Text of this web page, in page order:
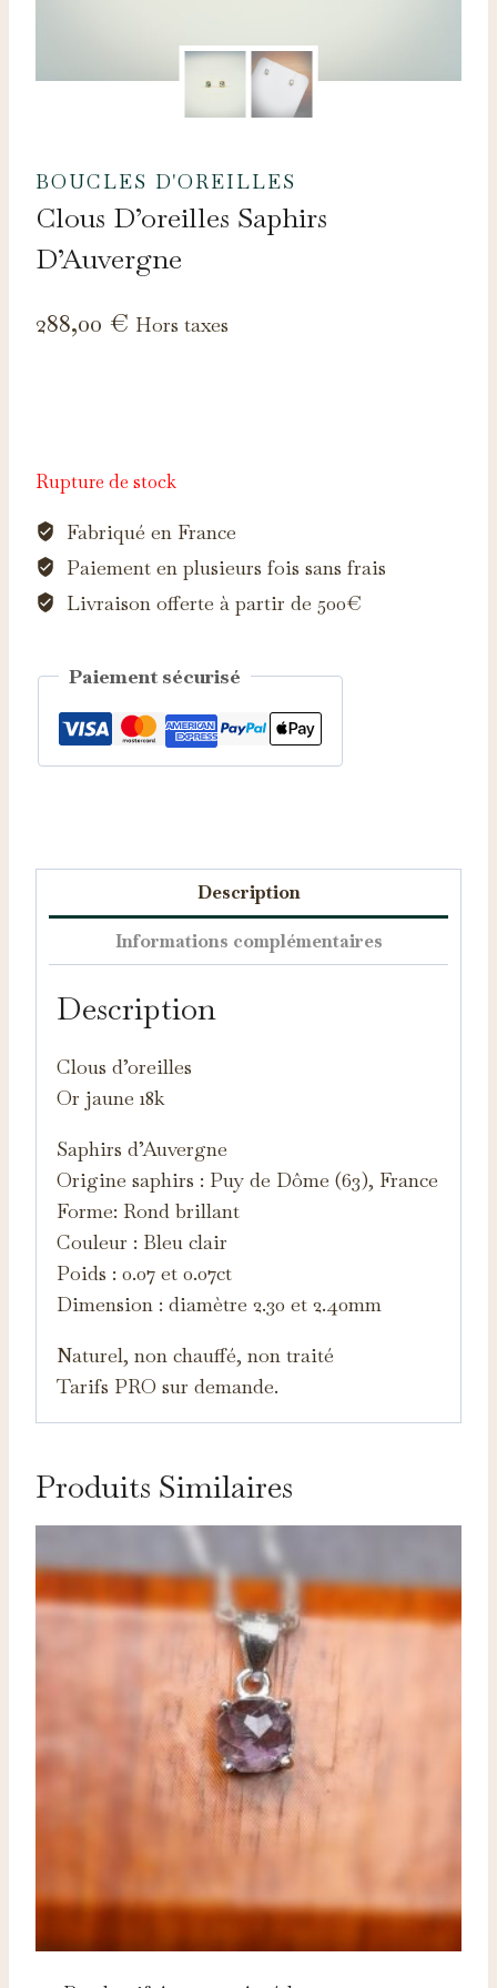
BOUCLES D'OREILLES
Clous D’oreilles Saphirs
D’Auvergne
288,00 € Hors taxes
Rupture de stock
Fabriqué en France
Paiement en plusieurs fois sans frais
Livraison offerte à partir de 500€
Paiement sécurisé
Description
Informations complémentaires
Description
Clous d’oreilles
Or jaune 18k
Saphirs d’Auvergne
Origine saphirs : Puy de Dôme (63), France
Forme: Rond brillant
Couleur : Bleu clair
Poids : 0.07 et 0.07ct
Dimension : diamètre 2.30 et 2.40mm
Naturel, non chauffé, non traité
Tarifs PRO sur demande.
Produits Similaires